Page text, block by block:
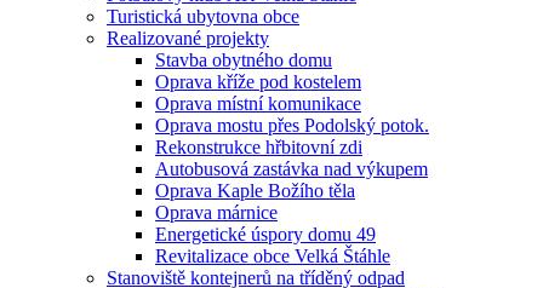
Turistická ubytovna obce
Realizované projekty
Stavba obytného domu
Oprava kříže pod kostelem
Oprava místní komunikace
Oprava mostu přes Podolský potok.
Rekonstrukce hřbitovní zdi
Autobusová zastávka nad výkupem
Oprava Kaple Božího těla
Oprava márnice
Energetické úspory domu 49
Revitalizace obce Velká Štáhle
Stanoviště kontejnerů na tříděný odpad